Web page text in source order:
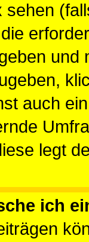
sehen
und
auch
legt
ich